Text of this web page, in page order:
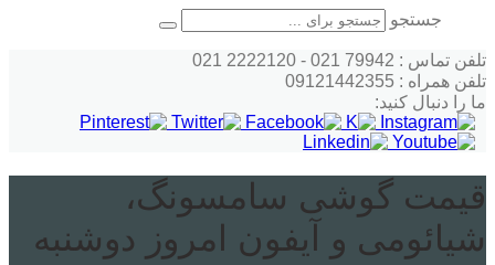
جستجو
تلفن تماس : 79942 021 - 2222120 021
تلفن همراه : 09121442355
ما را دنبال کنید:
قیمت گوشی سامسونگ،
شیائومی و آیفون امروز دوشنبه